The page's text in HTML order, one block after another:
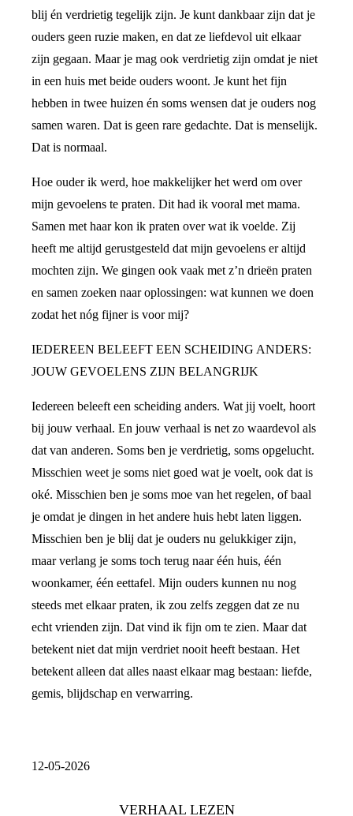
blij én verdrietig tegelijk zijn. Je kunt dankbaar zijn dat je
ouders geen ruzie maken, en dat ze liefdevol uit elkaar
zijn gegaan. Maar je mag ook verdrietig zijn omdat je niet
in een huis met beide ouders woont. Je kunt het fijn
hebben in twee huizen én soms wensen dat je ouders nog
samen waren. Dat is geen rare gedachte. Dat is menselijk.
Dat is normaal.
Hoe ouder ik werd, hoe makkelijker het werd om over
mijn gevoelens te praten. Dit had ik vooral met mama.
Samen met haar kon ik praten over wat ik voelde. Zij
heeft me altijd gerustgesteld dat mijn gevoelens er altijd
mochten zijn. We gingen ook vaak met z’n drieën praten
en samen zoeken naar oplossingen: wat kunnen we doen
zodat het nóg fijner is voor mij?
IEDEREEN BELEEFT EEN SCHEIDING ANDERS:
JOUW GEVOELENS ZIJN BELANGRIJK
Iedereen beleeft een scheiding anders. Wat jij voelt, hoort
bij jouw verhaal. En jouw verhaal is net zo waardevol als
dat van anderen. Soms ben je verdrietig, soms opgelucht.
Misschien weet je soms niet goed wat je voelt, ook dat is
oké. Misschien ben je soms moe van het regelen, of baal
je omdat je dingen in het andere huis hebt laten liggen.
Misschien ben je blij dat je ouders nu gelukkiger zijn,
maar verlang je soms toch terug naar één huis, één
woonkamer, één eettafel. Mijn ouders kunnen nu nog
steeds met elkaar praten, ik zou zelfs zeggen dat ze nu
echt vrienden zijn. Dat vind ik fijn om te zien. Maar dat
betekent niet dat mijn verdriet nooit heeft bestaan. Het
betekent alleen dat alles naast elkaar mag bestaan: liefde,
gemis, blijdschap en verwarring.
12-05-2026
VERHAAL LEZEN